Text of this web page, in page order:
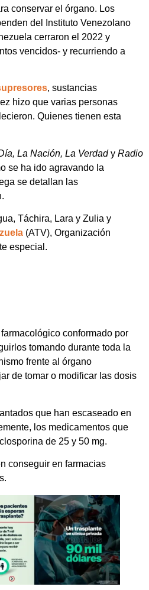
conservar el órgano. Los
del Instituto Venezolano
cerraron el 2022 y
vencidos- y recurriendo a
, sustancias
hizo que varias personas
Quienes tienen esta
La Nación, La Verdady Radio
se ha ido agravando la
se detallan las
Táchira, Lara y Zulia y
(ATV), Organización
especial.
conformado por
tomando durante toda la
frente al órgano
de tomar o modificar las dosis
que han escaseado en
los medicamentos que
de 25 y 50 mg.
conseguir en farmacias